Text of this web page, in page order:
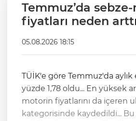
Temmuz’da
fiyatları neden
05.08.2026 18:15
TÜİK'e göre Temmuz'da aylık
yüzde 1,78 oldu... En yüksek artış, benzin ve
motorin fiyatlarını da içeren
kategorisinde kaydedildi... Bu da hiç kuşku